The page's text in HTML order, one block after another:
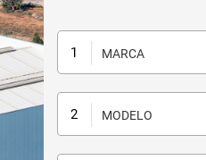
MARCA
MODELO